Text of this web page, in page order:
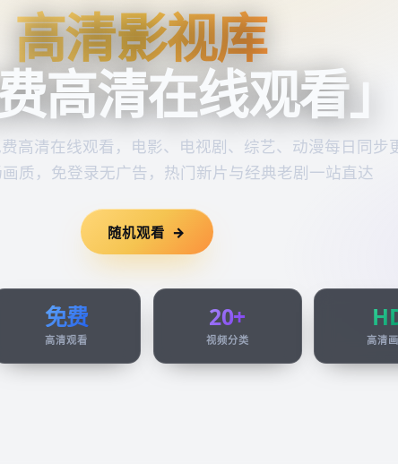
高清影视库
高清在线观看」
高清在线观看，电影、电视剧、综艺、动漫每日同步
质，免登录无广告，热门新片与经典老剧一站直达
随机观看
免费
高清观看
20+
视频分类 高清